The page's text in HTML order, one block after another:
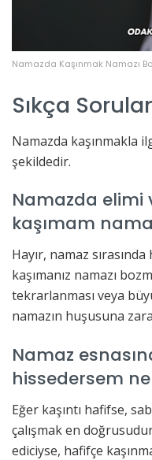
Namazda Kaşınmak Namazı
Sıkça
Namazda kaşınmakla
şekildedir.
Namazda elimi
kaşımam
Hayır, namaz
kaşımanız namazı
tekrarlanması veya
namazın huşusuna
Namaz
hissedersem
Eğer kaşıntı hafifse,
çalışmak en
ediciyse, hafifçe